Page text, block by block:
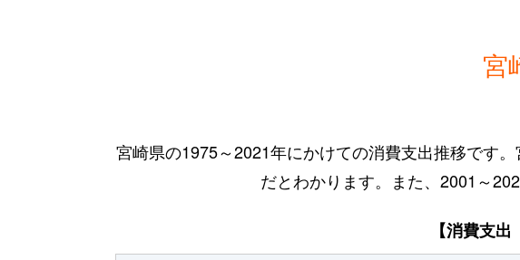
宮
宮崎県の1975～2021年にかけての消費支出推移です
だとわかります。また、2001～
【消費支